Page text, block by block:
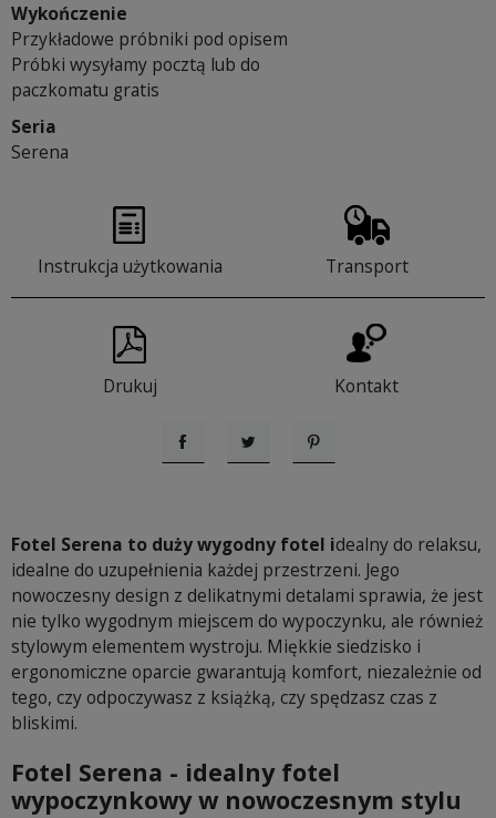
Wykończenie
Przykładowe próbniki pod opisem
Próbki wysyłamy pocztą lub do
paczkomatu gratis
Seria
Serena
Instrukcja użytkowania Transport
Drukuj Kontakt
UdostępnijTweetujPinterest
Fotel Serena to duży wygodny fotel idealny do relaksu,
idealne do uzupełnienia każdej przestrzeni. Jego
nowoczesny design z delikatnymi detalami sprawia, że jest
nie tylko wygodnym miejscem do wypoczynku, ale również
stylowym elementem wystroju. Miękkie siedzisko i
ergonomiczne oparcie gwarantują komfort, niezależnie od
tego, czy odpoczywasz z książką, czy spędzasz czas z
bliskimi.
Fotel Serena - idealny fotel
wypoczynkowy w nowoczesnym stylu